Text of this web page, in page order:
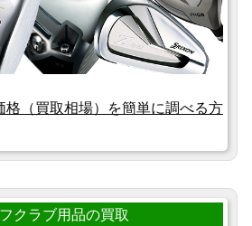
格（買取相場）を簡単に調べる方
クラブ用品の買取